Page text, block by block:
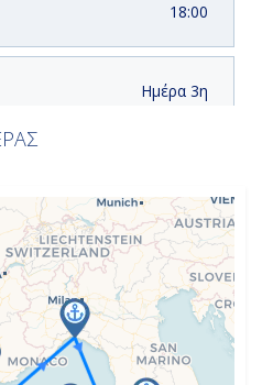
18:00
Ημέρα 3η
18:00
Ημέρα 4η
- Ρώμη, Ιταλία